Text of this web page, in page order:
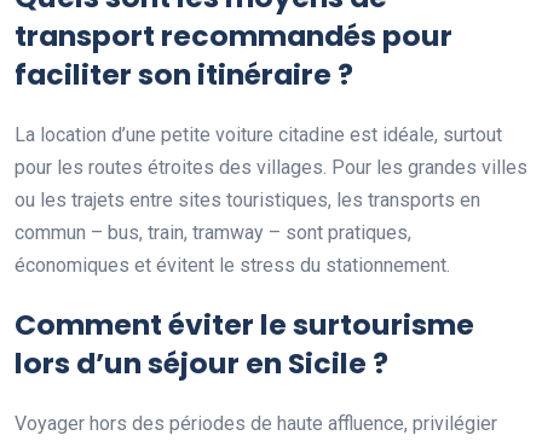
transport recommandés pour
faciliter son itinéraire ?
La location d’une petite voiture citadine est idéale, surtout
pour les routes étroites des villages. Pour les grandes villes
ou les trajets entre sites touristiques, les transports en
commun – bus, train, tramway – sont pratiques,
économiques et évitent le stress du stationnement.
Comment éviter le surtourisme
lors d’un séjour en Sicile ?
Voyager hors des périodes de haute affluence, privilégier